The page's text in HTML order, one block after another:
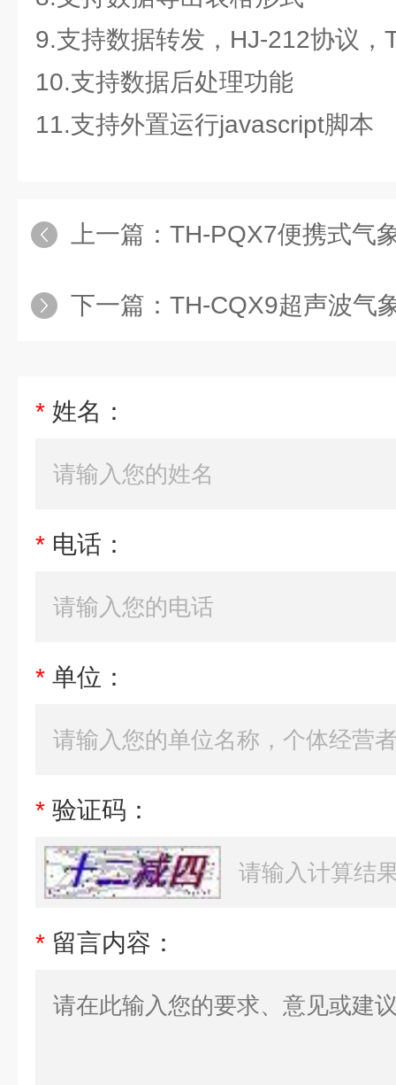
9.支持数据转发，HJ-212协议，
10.支持数据后处理功能
11.支持外置运行javascript脚本
上一篇： TH-PQX7便携式气
下一篇： TH-CQX9超声波气
* 姓名：
* 电话：
* 单位：
* 验证码：
* 留言内容：